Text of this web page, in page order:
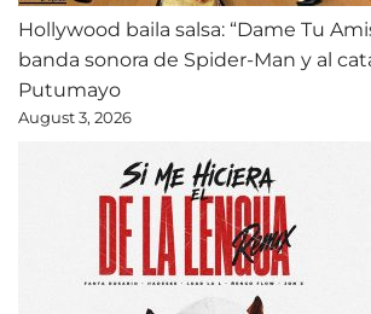
Hollywood baila salsa: “Dame Tu
banda sonora de Spider-Man y al
Putumayo
August 3, 2026